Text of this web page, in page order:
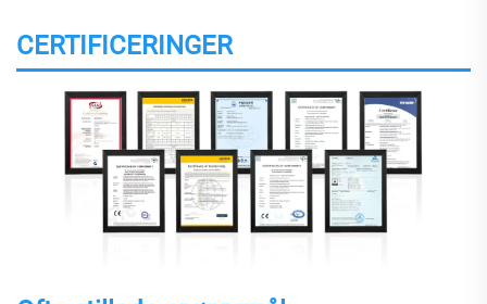
CERTIFICERINGER